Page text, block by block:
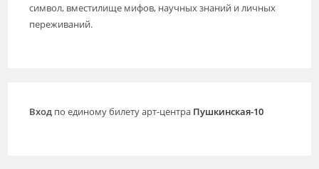
символ, вместилище мифов, научных знаний и личных
переживаний.
Вход по единому билету арт-центра Пушкинская-10